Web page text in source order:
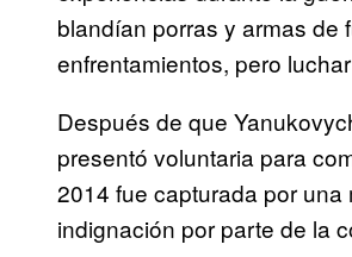
blandían porras y armas de
enfrentamientos, pero
Después de que
presentó voluntaria para
2014 fue capturada por
indignación por parte de la